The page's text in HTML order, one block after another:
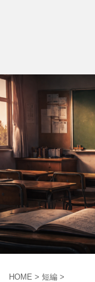
HOME > 短編 >